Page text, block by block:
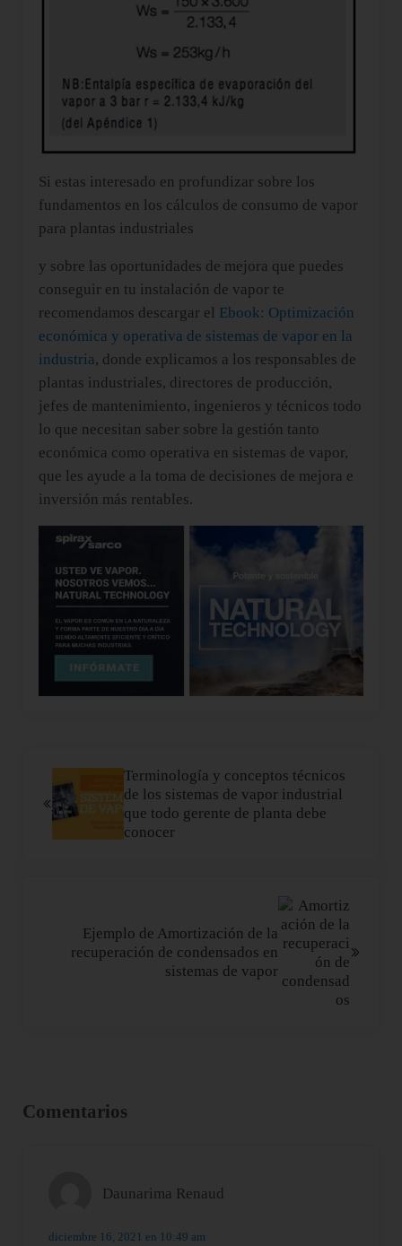
Si estas interesado en profundizar sobre los
fundamentos en los cálculos de consumo de vapor
para plantas industriales
y sobre las oportunidades de mejora que puedes
conseguir en tu instalación de vapor te
recomendamos descargar el Ebook: Optimización
económica y operativa de sistemas de vapor en la
industria, donde explicamos a los responsables de
plantas industriales, directores de producción,
jefes de mantenimiento, ingenieros y técnicos todo
lo que necesitan saber sobre la gestión tanto
económica como operativa en sistemas de vapor,
que les ayude a la toma de decisiones de mejora e
inversión más rentables.
Terminología y conceptos técnicos
de los sistemas de vapor industrial
que todo gerente de planta debe
conocer
Ejemplo de Amortización de la
recuperación de condensados en
sistemas de vapor
Comentarios
Daunarima Renaud
diciembre 16, 2021 en 10:49 am